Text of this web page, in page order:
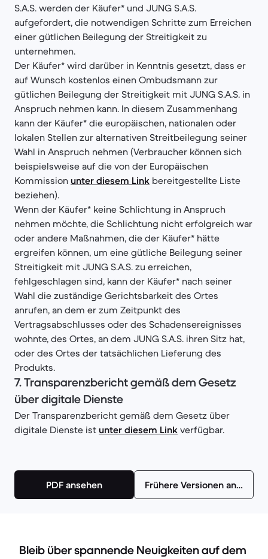
S.A.S. werden der Käufer* und JUNG S.A.S.
aufgefordert, die notwendigen Schritte zum Erreichen
einer gütlichen Beilegung der Streitigkeit zu
unternehmen.
Der Käufer* wird darüber in Kenntnis gesetzt, dass er
auf Wunsch kostenlos einen Ombudsmann zur
gütlichen Beilegung der Streitigkeit mit JUNG S.A.S. in
Anspruch nehmen kann. In diesem Zusammenhang
kann der Käufer* die europäischen, nationalen oder
lokalen Stellen zur alternativen Streitbeilegung seiner
Wahl in Anspruch nehmen (Verbraucher können sich
beispielsweise auf die von der Europäischen
Kommission unter diesem Link bereitgestellte Liste
beziehen).
Wenn der Käufer* keine Schlichtung in Anspruch
nehmen möchte, die Schlichtung nicht erfolgreich war
oder andere Maßnahmen, die der Käufer* hätte
ergreifen können, um eine gütliche Beilegung seiner
Streitigkeit mit JUNG S.A.S. zu erreichen,
fehlgeschlagen sind, kann der Käufer* nach seiner
Wahl die zuständige Gerichtsbarkeit des Ortes
anrufen, an dem er zum Zeitpunkt des
Vertragsabschlusses oder des Schadensereignisses
wohnte, des Ortes, an dem JUNG S.A.S. ihren Sitz hat,
oder des Ortes der tatsächlichen Lieferung des
Produkts.
7.Transparenzbericht gemäß dem Gesetz
über digitale Dienste
Der Transparenzbericht gemäß dem Gesetz über
digitale Dienste ist unter diesem Link verfügbar.
PDF ansehen Frühere Versionen ansehen
Bleib über spannende Neuigkeiten auf dem